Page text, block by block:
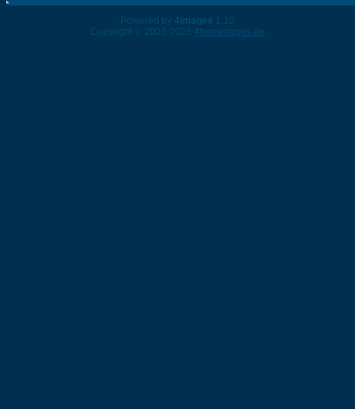
Powered by 4images 1.10
Copyright © 2002-2026 4homepages.de